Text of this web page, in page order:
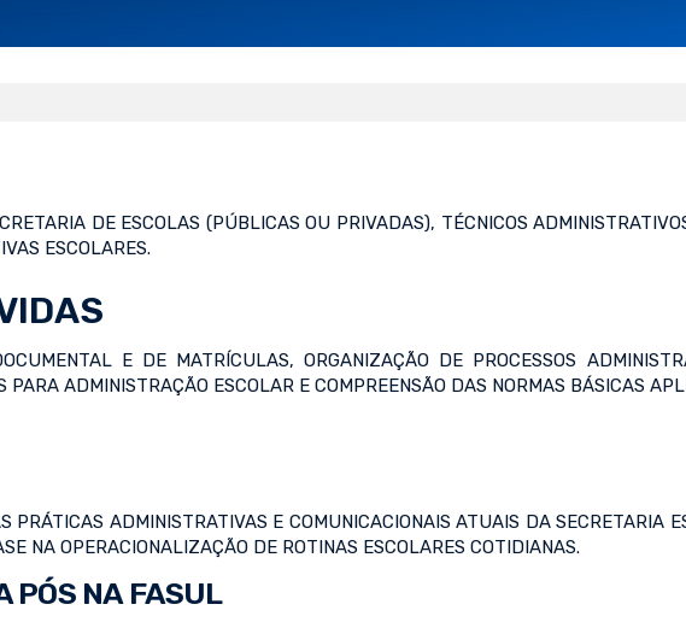
DE ESCOLAS (PÚBLICAS OU PRIVADAS), TÉCNICOS
ESCOLARES.
E DE MATRÍCULAS, ORGANIZAÇÃO DE PROCESSOS
ADMINISTRAÇÃO ESCOLAR E COMPREENSÃO DAS NORMAS BÁSICAS
PRÁTICAS ADMINISTRATIVAS E COMUNICACIONAIS ATUAIS DA SECRETARIA
NA OPERACIONALIZAÇÃO DE ROTINAS ESCOLARES COTIDIANAS.
PÓS NA FASUL